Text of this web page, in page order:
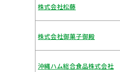
株式会社松藤
株式会社御菓子御殿
沖縄ハム総合食品株式会社